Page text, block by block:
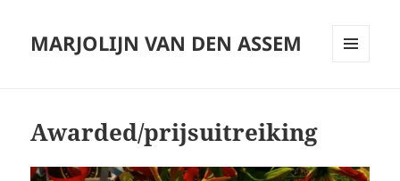
MARJOLIJN VAN DEN ASSEM
Awarded/prijsuitreiking